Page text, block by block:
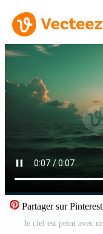
Partager sur Pinterest